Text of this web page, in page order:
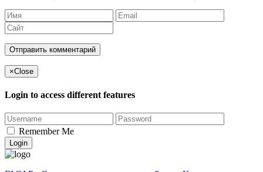
×Close
Login to access different features
Remember Me
Login